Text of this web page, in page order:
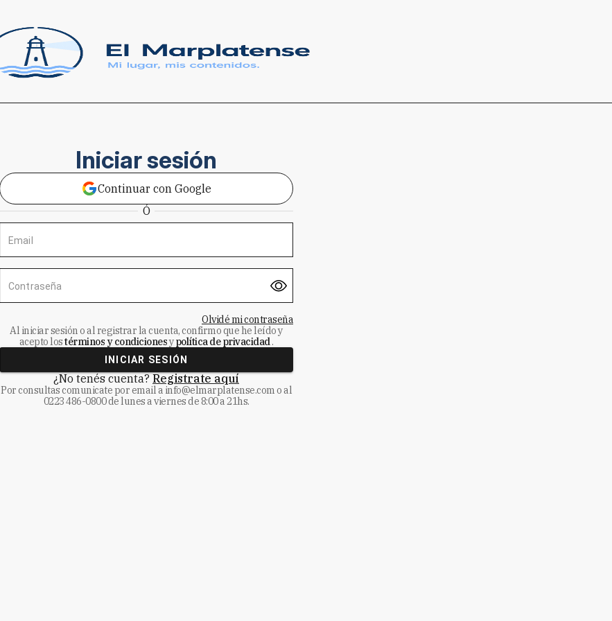
Iniciar sesión
Continuar con Google
Ó
Email
Contraseña
Olvidé mi contraseña
Al iniciar sesión o al registrar la cuenta, confirmo que he leído y
acepto lostérminos y condicionesypolítica de privacidad.
INICIAR SESIÓN
¿No tenés cuenta? Registrate aquí
Por consultas comunicate por email a info@elmarplatense.como al
0223 486-0800de lunes a viernes de 8:00 a 21hs.